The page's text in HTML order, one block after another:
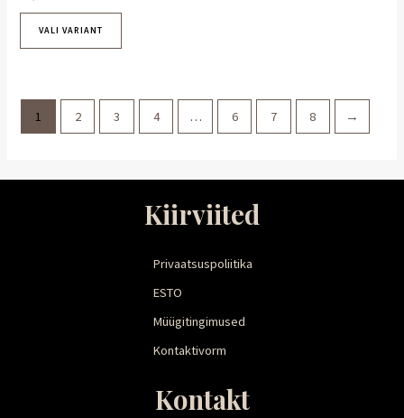
VALI VARIANT
1 2 3 4 … 6 7 8 →
Kiirviited
Privaatsuspoliitika
ESTO
Müügitingimused
Kontaktivorm
Kontakt